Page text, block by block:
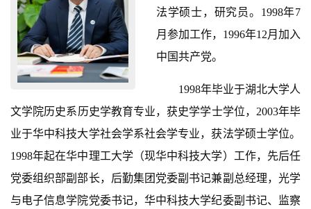
法学硕士，研究员。1998年7
月参加工作，1996年12月加入
中国共产党。
1998年毕业于湖北大学人
文学院历史系历史学教育专业，获史学学士学位，2003年毕
业于华中科技大学社会学系社会学专业，获法学硕士学位。
1998年起在华中理工大学（现华中科技大学）工作，先后任
党委组织部副部长，后勤集团党委副书记兼副总经理，光学
与电子信息学院党委书记，华中科技大学纪委副书记、监察